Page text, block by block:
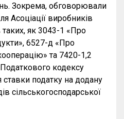
Зокрема, обговорювали
Асоціації виробників
як 3043-1 «Про
6527-д «Про
та 7420-1,2
кодексу
податку на додану
сільськогосподарської